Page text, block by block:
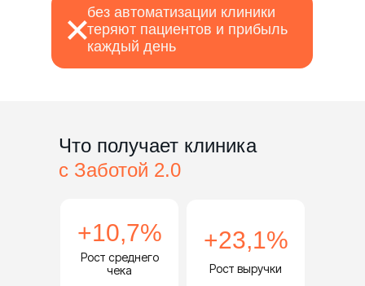
без автоматизации клиники
теряют пациентов и прибыль
каждый день
+23,1%
Рост выручки
+10,7%
Рост среднего
чека
Что получает клиника
с Заботой 2.0